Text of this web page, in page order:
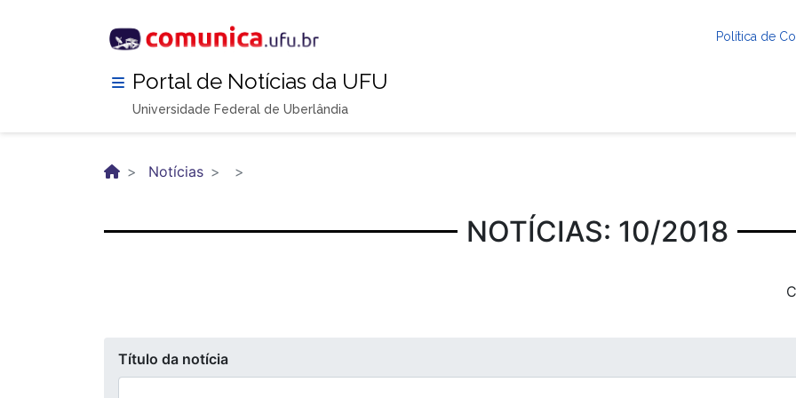
Política de
Portal de Notícias da UFU
Universidade Federal de Uberlândia
Notícias
NOTÍCIAS: 10/2018
Título da notícia